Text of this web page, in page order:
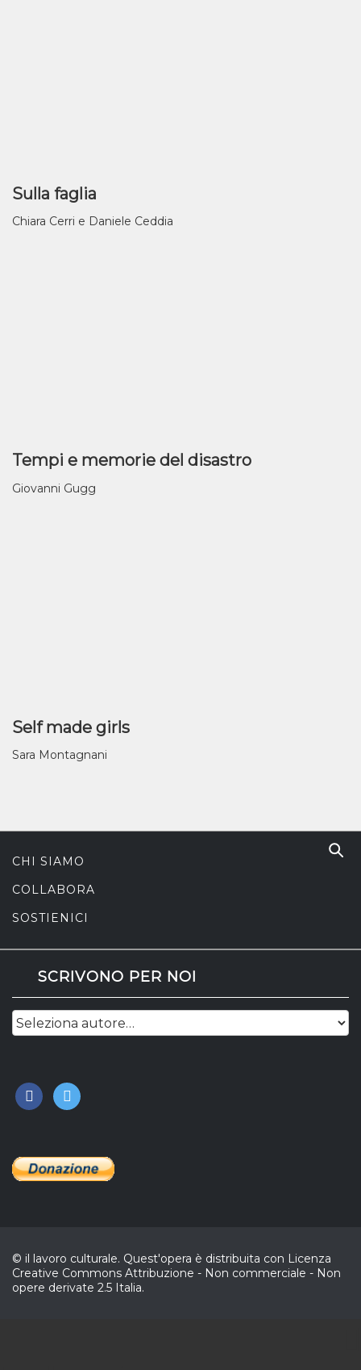
Sulla faglia
Chiara Cerri e Daniele Ceddia
Tempi e memorie del disastro
Giovanni Gugg
Self made girls
Sara Montagnani
CHI SIAMO
COLLABORA
SOSTIENICI
SCRIVONO PER NOI
facebook
twitter
© il lavoro culturale. Quest'opera è distribuita con Licenza
Creative Commons Attribuzione - Non commerciale - Non
opere derivate 2.5 Italia.